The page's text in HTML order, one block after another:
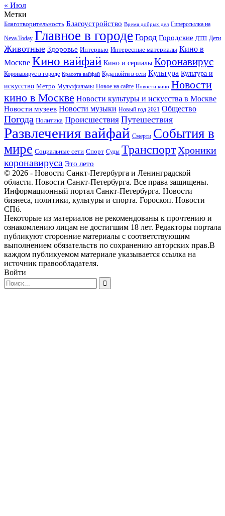
« Июл
Метки
Благотворительность Благоустройство Время добрых дел Гиперссылка на
Neva.Today Главное в городе Город Городские ДТП Дети
Животные Здоровье Интервью Интересные материалы Кино в
Москве Кино вайфай Кино и сериалы Коронавирус
Коронавирус в городе Красота вайфай Куда пойти в сети Культура Культура и
искусство Метро Мультфильмы Новое на сайте Новости кино Новости
кино в Москве Новости культуры и искусства в Москве
Новости музеев Новости музыки Новый год 2021 Общество
Погода Политика Происшествия Путешествия
Развлечения вайфай Смерти События в
мире Социальные сети Спорт Суды Транспорт Хроники
коронавируса Это лето
© 2026 - Новости Санкт-Петербурга и Ленинградской
области. Новости Санкт-Петербурга. Все права защищены.
Информационный портал Санкт-Петербурга. Новости
бизнеса, политики, культуры и спорта. Гороскоп. Новости
СПб.
Некоторые из материалов не рекомендованы к прочтению и
ознакомлению лицам не достигшим 18 лет. Редакторы портала
публикуют сторонние материалы с соответствующим
выполнением обязательств по сохранению авторских прав.В
каждом публикуемом материале указывается ссылка на
источник правообладателя.
Войти